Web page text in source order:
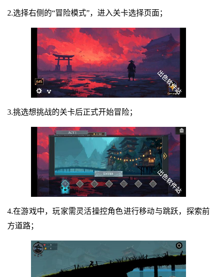
2.选择右侧的“冒险模式”，进入关卡选择页面；
3.挑选想挑战的关卡后正式开始冒险；
4.在游戏中，玩家需灵活操控角色进行移动与跳跃，探索前
方道路；